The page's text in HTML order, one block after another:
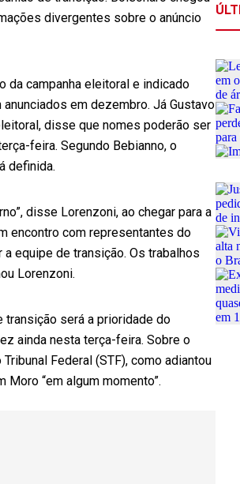
divergentes sobre o anúncio
da campanha eleitoral e indicado
em dezembro. Já Gustavo
disse que nomes poderão ser
feira. Segundo Bebianno, o
definida.
disse Lorenzoni, ao chegar para a
encontro com representantes do
equipe de transição. Os trabalhos
Lorenzoni.
transição será a prioridade do
ainda nesta terça-feira. Sobre o
Federal (STF), como adiantou
“em algum momento”.